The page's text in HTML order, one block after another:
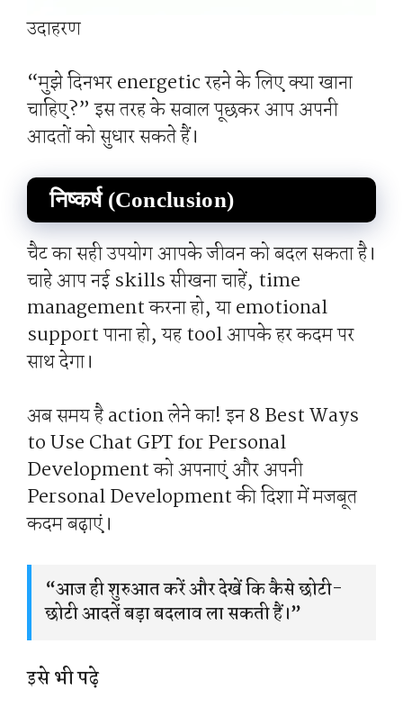
उदाहरण
“मुझे दिनभर energetic रहने के लिए क्या खाना
चाहिए?” इस तरह के सवाल पूछकर आप अपनी
आदतों को सुधार सकते हैं।
निष्कर्ष (Conclusion)
चैट का सही उपयोग आपके जीवन को बदल सकता है।
चाहे आप नई skills सीखना चाहें, time
management करना हो, या emotional
support पाना हो, यह tool आपके हर कदम पर
साथ देगा।
अब समय है action लेने का! इन 8 Best Ways
to Use Chat GPT for Personal
Development को अपनाएं और अपनी
Personal Development की दिशा में मजबूत
कदम बढ़ाएं।
“आज ही शुरुआत करें और देखें कि कैसे छोटी-
छोटी आदतें बड़ा बदलाव ला सकती हैं।”
इसे भी पढ़े